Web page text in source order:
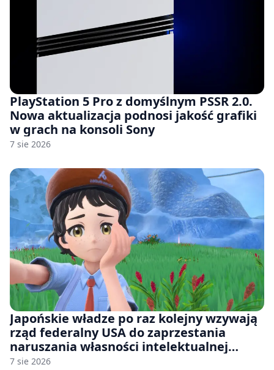
PlayStation 5 Pro z domyślnym PSSR 2.0.
Nowa aktualizacja podnosi jakość grafiki
w grach na konsoli Sony
7 sie 2026
Japońskie władze po raz kolejny wzywają
rząd federalny USA do zaprzestania
naruszania własności intelektualnej
japońskich gier i anime
7 sie 2026